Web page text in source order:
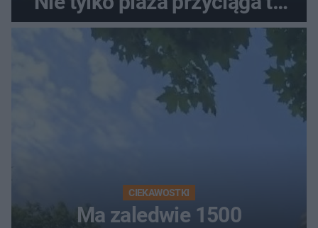
ludzi
CIEKAWOSTKI
Ma zaledwie 1500